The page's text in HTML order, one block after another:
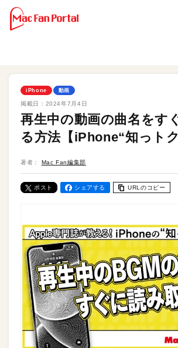
iPhone 動画
掲載日： 2024年7月4日
再生中の動画の曲名をす
る方法【iPhone“知っトク
著者： Mac Fan編集部
ポスト シェアする URLのコピー